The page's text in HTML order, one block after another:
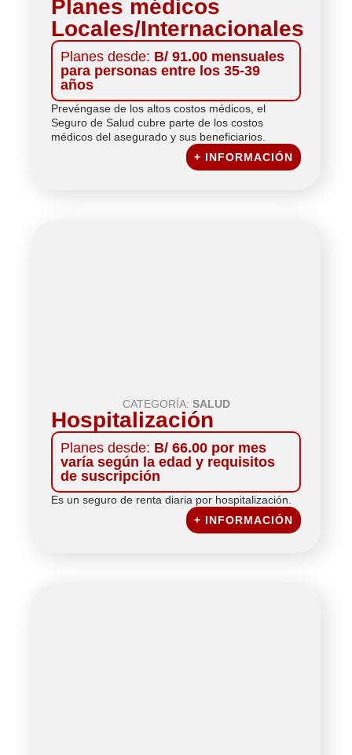
Planes médicos
Locales/Internacionales
Planes desde: B/ 91.00 mensuales
para personas entre los 35-39
años
Prevéngase de los altos costos médicos, el
Seguro de Salud cubre parte de los costos
médicos del asegurado y sus beneficiarios.
+ INFORMACIÓN
CATEGORÍA: SALUD
Hospitalización
Planes desde: B/ 66.00 por mes
varía según la edad y requisitos
de suscripción
Es un seguro de renta diaria por hospitalización.
+ INFORMACIÓN